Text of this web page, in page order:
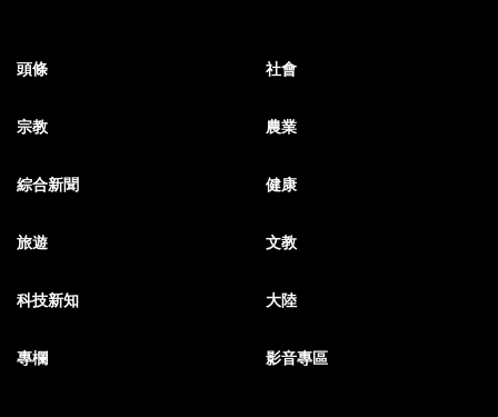
頭條 社會
宗教 農業
綜合新聞 健康
旅遊 文教
科技新知 大陸
專欄 影音專區